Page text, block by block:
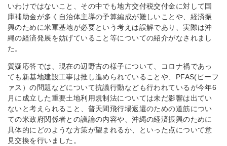
いわけではないこと、その中でも地方交付税交付金に対して国
庫補助金が多く自治体主導の予算編成が難しいことや、経済振
興のために米軍基地が必要という考えは誤解であり、実際は沖
縄の経済発展を妨げていること等についての紹介がなされまし
た。
質疑応答では、現在の辺野古の様子について、コロナ禍であっ
ても新基地建設工事は推し進められていることや、PFAS(ピーフ
ァス）の問題などについて抗議行動なども行われているが今年6
月に成立した重要土地利用規制法については未だ影響は出てい
ないと考えられること、普天間飛行場返還のための道筋につい
ての米政府関係者との議論の内容や、沖縄の経済振興のために
具体的にどのような方策が望まれるか、といった点について意
見交換を行いました。